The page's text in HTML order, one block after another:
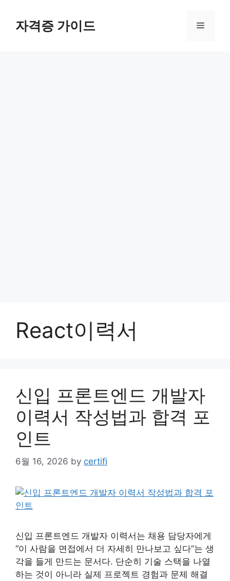
content자격증 가이드 Menu
React이력서
신입 프론트엔드 개발자
이력서 작성법과 합격 포
인트
6월 16, 2026 by certifi
신입 프론트엔드 개발자 이력서는 채용 담당자에게
“이 사람을 면접에서 더 자세히 만나보고 싶다”는 생
각을 들게 만드는 문서다. 단순히 기술 스택을 나열
하는 것이 아니라 실제 프로젝트 경험과 문제 해결